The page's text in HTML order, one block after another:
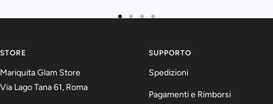
slideslide
STORE
Mariquita Glam Store
Via Lago Tana 61, Roma
SUPPORTO
Spedizioni
Pagamenti e Rimborsi